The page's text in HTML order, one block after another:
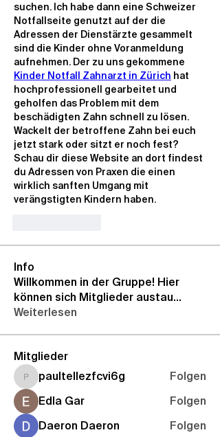
suchen. Ich habe dann eine Schweizer
Notfallseite genutzt auf der die
Adressen der Dienstärzte gesammelt
sind die Kinder ohne Voranmeldung
Kinder Notfall Zahnarzt in Zürich hat
hochprofessionell gearbeitet und
geholfen das Problem mit dem
beschädigten Zahn schnell zu lösen.
Wackelt der betroffene Zahn bei euch
jetzt stark oder sitzt er noch fest?
Schau dir diese Website an dort findest
du Adressen von Praxen die einen
wirklich sanften Umgang mit
verängstigten Kindern haben.
Info
Willkommen in der Gruppe! Hier
können sich Mitglieder austau...
Weiterlesen
Mitglieder
paultellezfcvi6g
paultellezfcvi6g
Folgen
Edla Gar
Folgen
Daeron Daeron
Folgen